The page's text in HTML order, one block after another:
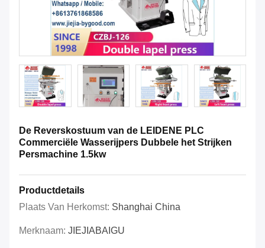
De Reverskostuum van de LEIDENE PLC
Commerciële Wasserijpers Dubbele het Strijken
Persmachine 1.5kw
Productdetails
Plaats Van Herkomst: Shanghai China
Merknaam: JIEJIABAIGU